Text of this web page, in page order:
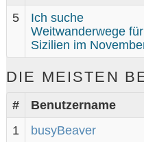
5
Ich suche
Weitwanderwege für
Sizilien im
DIE MEISTEN
# Benutzername
1
busyBeaver